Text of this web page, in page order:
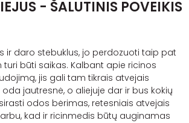
- ŠALUTINIS POVEIKIS
ir daro stebuklus, jo perdozuoti taip pat
turi būti saikas. Kalbant apie ricinos
jis gali tam tikrais atvejais
jautresnė, o aliejuje dar ir bus kokių
odos bėrimas, retesniais atvejais
kad ir ricinmedis būtų auginamas